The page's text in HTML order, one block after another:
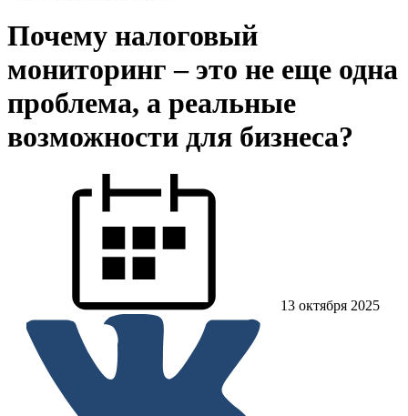
Почему налоговый
мониторинг – это не еще одна
проблема, а реальные
возможности для бизнеса?
13 октября 2025